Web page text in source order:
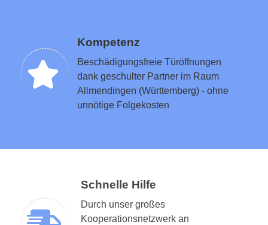
Kompetenz
Beschädigungsfreie Türöffnungen
dank geschulter Partner im Raum
Allmendingen (Württemberg) - ohne
unnötige Folgekosten
Schnelle Hilfe
Durch unser großes
Kooperationsnetzwerk an